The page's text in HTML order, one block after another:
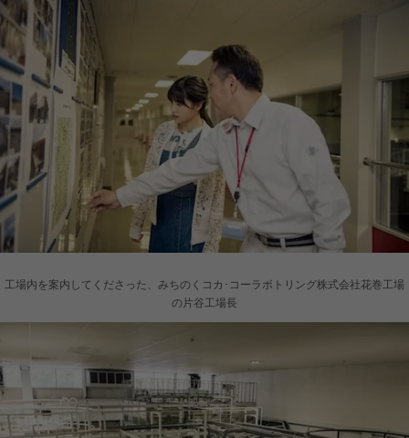
工場内を案内してくださった、みちのくコカ･コーラボトリング株式会社花巻工場
の片谷工場長